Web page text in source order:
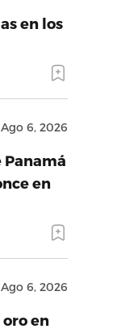
en los
Ago 6, 2026
Panamá
en
Ago 6, 2026
oro en